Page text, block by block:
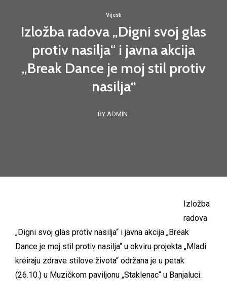
Vijesti
Izložba radova „Digni svoj glas
protiv nasilja“ i javna akcija
„Break Dance je moj stil protiv
nasilja“
BY ADMIN
Izložba
radova
„Digni svoj glas protiv nasilja“ i javna akcija „Break
Dance je moj stil protiv nasilja“ u okviru projekta „Mladi
kreiraju zdrave stilove života“ održana je u petak
(26.10.) u Muzičkom paviljonu „Staklenac“ u Banjaluci.